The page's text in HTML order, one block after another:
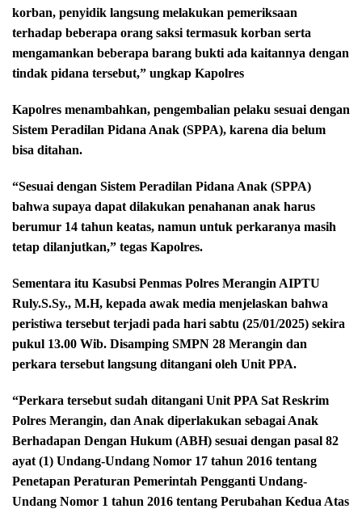
korban, penyidik langsung melakukan pemeriksaan
terhadap beberapa orang saksi termasuk korban serta
mengamankan beberapa barang bukti ada kaitannya dengan
tindak pidana tersebut,” ungkap Kapolres
Kapolres menambahkan, pengembalian pelaku sesuai dengan
Sistem Peradilan Pidana Anak (SPPA), karena dia belum
bisa ditahan.
“Sesuai dengan Sistem Peradilan Pidana Anak (SPPA)
bahwa supaya dapat dilakukan penahanan anak harus
berumur 14 tahun keatas, namun untuk perkaranya masih
tetap dilanjutkan,” tegas Kapolres.
Sementara itu Kasubsi Penmas Polres Merangin AIPTU
Ruly.S.Sy., M.H, kepada awak media menjelaskan bahwa
peristiwa tersebut terjadi pada hari sabtu (25/01/2025) sekira
pukul 13.00 Wib. Disamping SMPN 28 Merangin dan
perkara tersebut langsung ditangani oleh Unit PPA.
“Perkara tersebut sudah ditangani Unit PPA Sat Reskrim
Polres Merangin, dan Anak diperlakukan sebagai Anak
Berhadapan Dengan Hukum (ABH) sesuai dengan pasal 82
ayat (1) Undang-Undang Nomor 17 tahun 2016 tentang
Penetapan Peraturan Pemerintah Pengganti Undang-
Undang Nomor 1 tahun 2016 tentang Perubahan Kedua Atas